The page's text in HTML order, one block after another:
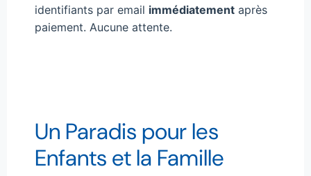
identifiants par email immédiatement après
paiement. Aucune attente.
Un Paradis pour les
Enfants et la Famille